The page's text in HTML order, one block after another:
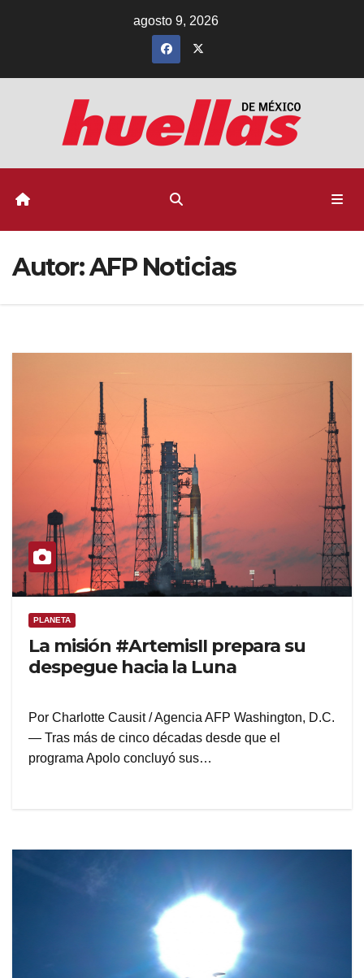
agosto 9, 2026
Autor:AFP Noticias
PLANETA
La misión #ArtemisII prepara su
despegue hacia la Luna
Por Charlotte Causit / Agencia AFP Washington, D.C.
— Tras más de cinco décadas desde que el
programa Apolo concluyó sus…